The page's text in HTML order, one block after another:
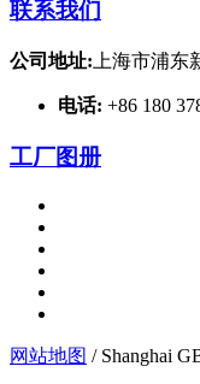
联系我们
公司地址: 上海市浦东
电话: +86 180
工厂图册
网站地图 / Shanghai